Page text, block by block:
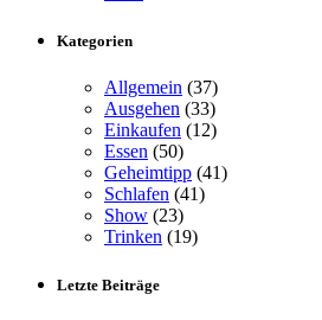
Kategorien
Allgemein (37)
Ausgehen (33)
Einkaufen (12)
Essen (50)
Geheimtipp (41)
Schlafen (41)
Show (23)
Trinken (19)
Letzte Beiträge